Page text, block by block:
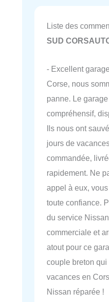
Liste des
SUD
- Excellent
Corse, nous
panne. Le
compréhensif,
Ils nous ont
jours de
commandée,
rapidement. Ne
appel à eux,
toute confiance.
du service
commerciale et
atout pour ce
couple breton qui
vacances en
Nissan réparée !